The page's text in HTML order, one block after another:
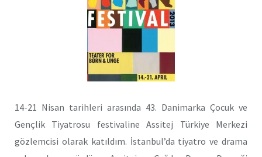
14-21 Nisan tarihleri arasında 43. Danimarka Çocuk ve
Gençlik Tiyatrosu festivaline Assitej Türkiye Merkezi
gözlemcisi olarak katıldım. İstanbul’da tiyatro ve drama